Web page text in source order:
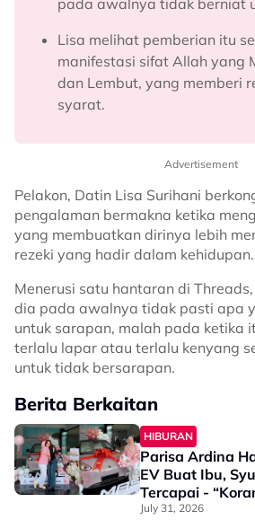
pada awalnya tidak berniat
Lisa melihat pemberian itu
manifestasi sifat Allah yang
dan Lembut, yang memberi
syarat.
Advertisement
Pelakon, Datin Lisa Surihani
pengalaman bermakna ketika
yang membuatkan dirinya lebih
rezeki yang hadir dalam kehidupan.
Menerusi satu hantaran di
dia pada awalnya tidak pasti apa
untuk sarapan, malah pada ketika
terlalu lapar atau terlalu kenyang
untuk tidak bersarapan.
Berita Berkaitan
HIBURAN
Parisa Ardina
EV Buat Ibu,
Tercapai -
Betapa
July 31, 2026